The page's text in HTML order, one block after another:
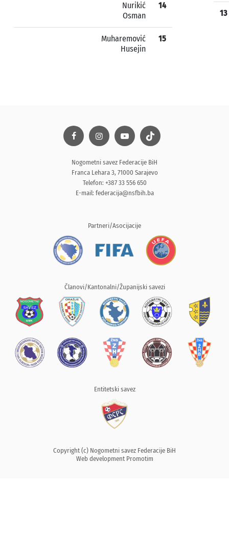
Nurikić
Osman
14
Muharemović
Husejin
15
13
Nogometni savez Federacije BiH
Franca Lehara 3, 71000 Sarajevo
Telefon: +387 33 556 650
E-mail: federacija@nsfbih.ba
Partneri/Asocijacije
Članovi/Kantonalni/Županijski savezi
Entitetski savez
Copyright (c) Nogometni savez Federacije BiH
Web development Promotim